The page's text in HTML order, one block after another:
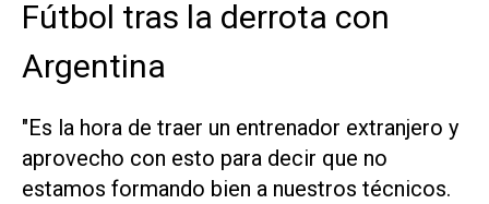
Fútbol tras la derrota con
Argentina
"Es la hora de traer un entrenador extranjero y
aprovecho con esto para decir que no
estamos formando bien a nuestros técnicos.